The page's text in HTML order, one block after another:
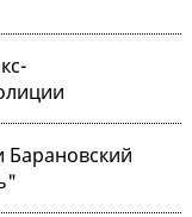
Барановский